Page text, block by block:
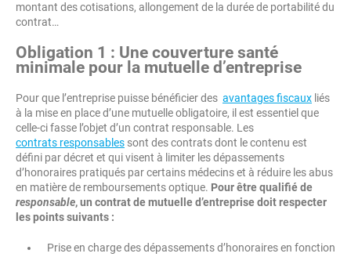
montant des cotisations, allongement de la durée de portabilité du
contrat…
Obligation 1 : Une couverture santé
minimale pour la mutuelle d’entreprise
Pour que l’entreprise puisse bénéficier des avantages fiscaux liés
à la mise en place d’une mutuelle obligatoire, il est essentiel que
celle-ci fasse l’objet d’un contrat responsable. Les
contrats responsables sont des contrats dont le contenu est
défini par décret et qui visent à limiter les dépassements
d’honoraires pratiqués par certains médecins et à réduire les abus
en matière de remboursements optique. Pour être qualifié de
responsable, un contrat de mutuelle d’entreprise doit respecter
les points suivants :
Prise en charge des dépassements d’honoraires en fonction